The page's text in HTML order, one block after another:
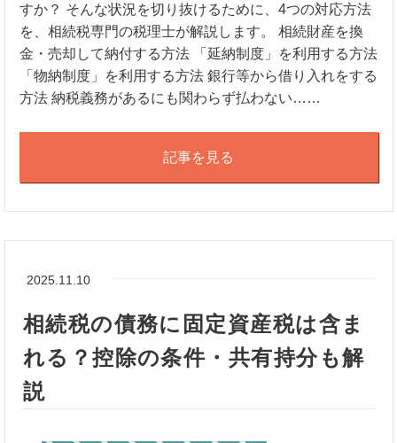
すか？ そんな状況を切り抜けるために、4つの対応方法
を、相続税専門の税理士が解説します。 相続財産を換
金・売却して納付する方法 「延納制度」を利用する方法
「物納制度」を利用する方法 銀行等から借り入れをする
方法 納税義務があるにも関わらず払わない……
記事を見る
2025.11.10
相続税の債務に固定資産税は含ま
れる？控除の条件・共有持分も解
説